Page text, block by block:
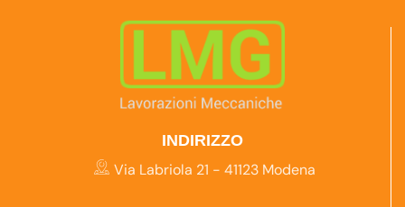
INDIRIZZO
Via Labriola 21 - 41123 Modena